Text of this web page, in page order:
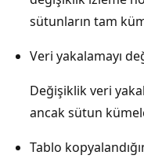
sütunların tam
Veri yakalamayı
Değişiklik veri
ancak sütun
Tablo